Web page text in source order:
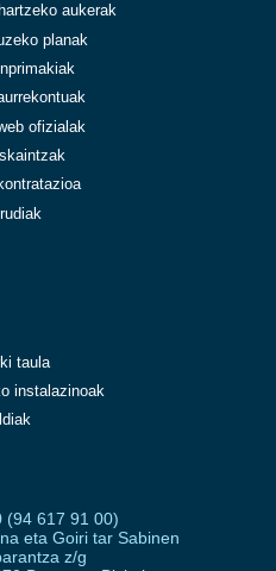
aukerak
planak
ofizialak
taula
instalazinoak
(94 617 91 00)
eta Goiri tar Sabinen
z/g